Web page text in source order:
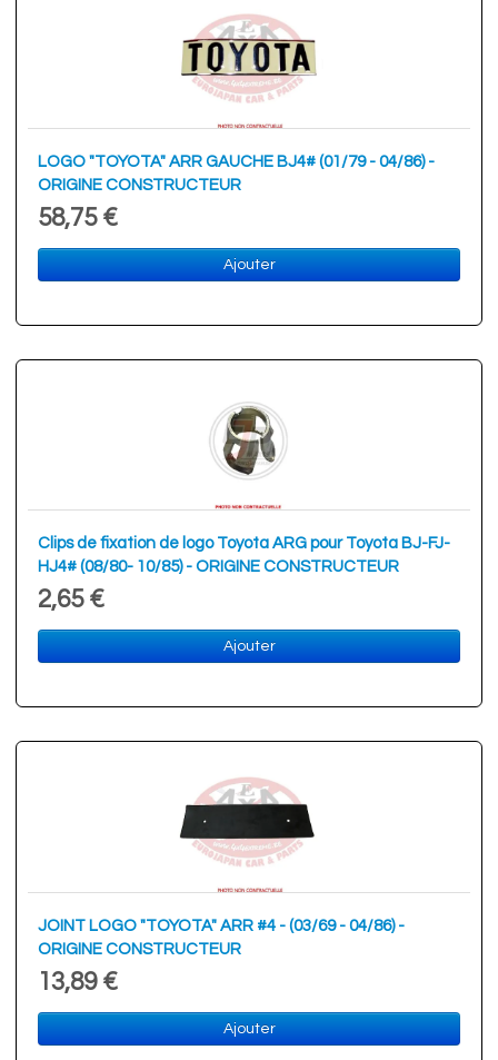
LOGO "TOYOTA" ARR GAUCHE BJ4# (01/79 - 04/86) -
ORIGINE CONSTRUCTEUR
58,75 €
Ajouter
Clips de fixation de logo Toyota ARG pour Toyota BJ-FJ-
HJ4# (08/80- 10/85) - ORIGINE CONSTRUCTEUR
2,65 €
Ajouter
JOINT LOGO "TOYOTA" ARR #4 - (03/69 - 04/86) -
ORIGINE CONSTRUCTEUR
13,89 €
Ajouter